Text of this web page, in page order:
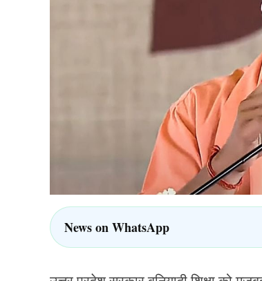
News on WhatsApp